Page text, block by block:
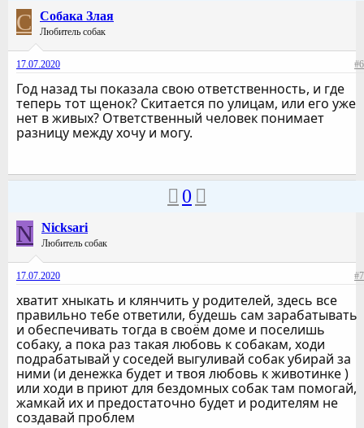
С Собака Злая
Любитель собак
17.07.2020 #6
Год назад ты показала свою ответственность, и где
теперь тот щенок? Скитается по улицам, или его уже
нет в живых? Ответственный человек понимает
разницу между хочу и могу.
0
N Nicksari
Любитель собак
17.07.2020 #7
хватит хныкать и клянчить у родителей, здесь все
правильно тебе ответили, будешь сам зарабатывать
и обеспечивать тогда в своём доме и поселишь
собаку, а пока раз такая любовь к собакам, ходи
подрабатывай у соседей выгуливай собак убирай за
ними (и денежка будет и твоя любовь к животинке )
или ходи в приют для бездомных собак там помогай,
жамкай их и предостаточно будет и родителям не
создавай проблем